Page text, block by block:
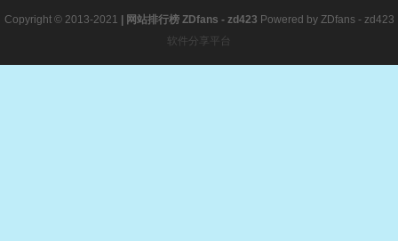
Copyright © 2013-2021 网站排行榜ZDfans - zd423 Powered by ZDfans - zd423
软件分享平台